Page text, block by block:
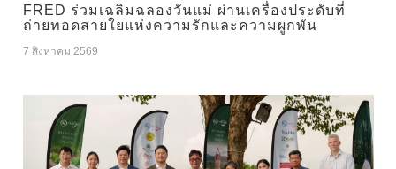
FRED ร่วมเฉลิมฉลองวันแม่ ผ่านเครื่องประดับที่
ถ่ายทอดสายใยแห่งความรักและความผูกพัน
7 สิงหาคม 2569